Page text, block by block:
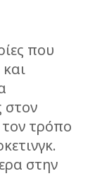
που
στον
τρόπο
στην